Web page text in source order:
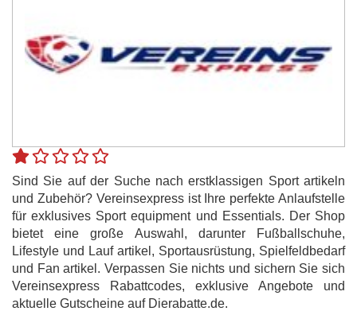
Sind Sie auf der Suche nach erstklassigen Sport artikeln
und Zubehör? Vereinsexpress ist Ihre perfekte Anlaufstelle
für exklusives Sport equipment und Essentials. Der Shop
bietet eine große Auswahl, darunter Fußballschuhe,
Lifestyle und Lauf artikel, Sportausrüstung, Spielfeldbedarf
und Fan artikel. Verpassen Sie nichts und sichern Sie sich
Vereinsexpress Rabattcodes, exklusive Angebote und
aktuelle Gutscheine auf Dierabatte.de.